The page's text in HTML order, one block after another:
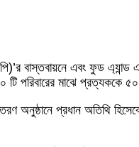
বাস্তবায়নে এবং ফুড
টি পরিবারের মাঝে
অনুষ্ঠানে প্রধান অতিথি